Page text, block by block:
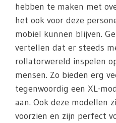
hebben te maken met
het ook voor deze
mobiel kunnen blijven.
vertellen dat er steeds
rollatorwereld inspelen
mensen. Zo bieden erg
tegenwoordig een XL-
aan. Ook deze modellen
voorzien en zijn perfect